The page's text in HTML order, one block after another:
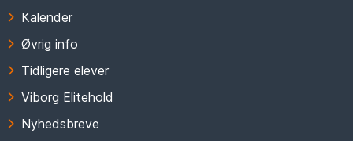
Kalender
Øvrig info
Tidligere elever
Viborg Elitehold
Nyhedsbreve